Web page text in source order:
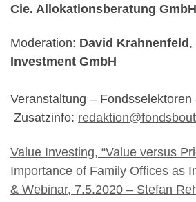
Cie. Allokationsberatung GmbH
Moderation: David Krahnenfeld ,
Investment GmbH
Veranstaltung – Fondsselektoren
Zusatzinfo:
Value Investing, “Value versus
Importance of Family Offices as
& Webinar, 7.5.2020 – Stefan